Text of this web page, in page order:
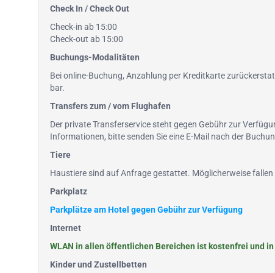
Check In / Check Out
Check-in ab 15:00
Check-out ab 15:00
Buchungs-Modalitäten
Bei online-Buchung, Anzahlung per Kreditkarte
bar.
Transfers zum / vom Flughafen
Der private Transferservice steht gegen Gebühr zur
Informationen, bitte senden Sie eine E-Mail nach der
Tiere
Haustiere sind auf Anfrage gestattet. Möglicherweise fallen
Parkplatz
Parkplätze am Hotel gegen Gebühr zur Verfügung
Internet
WLAN in allen öffentlichen Bereichen ist kostenfrei und
Kinder und Zustellbetten